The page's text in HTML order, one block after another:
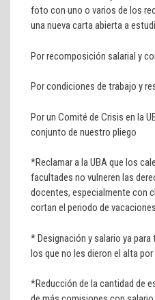
foto con uno o varios de los
una nueva carta abierta a
Por recomposición salarial y
Por condiciones de trabajo y
Por un Comité de Crisis en la
conjunto de nuestro pliego
*Reclamar a la UBA que los
facultades no vulneren las
docentes, especialmente con
cortan el periodo de
* Designación y salario ya
los que no les dieron el alta
*Reducción de la cantidad de